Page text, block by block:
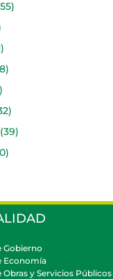
Gobierno
Economía
Obras y Servicios Públicos